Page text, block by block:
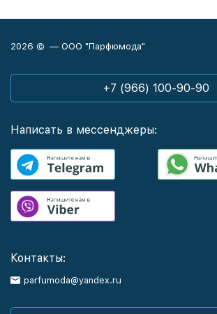
2026 © — ООО "Парфюмода"
+7 (966) 100-90-90
Написать в мессенджеры:
Контакты:
parfumoda@yandex.ru